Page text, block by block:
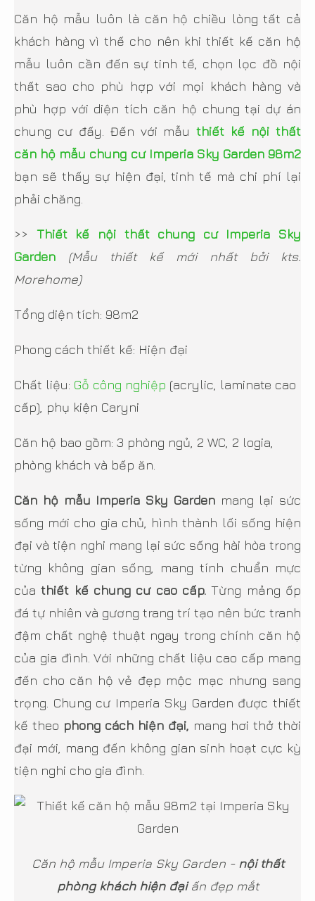
Căn hộ mẫu luôn là căn hộ chiều lòng tất cả
khách hàng vì thế cho nên khi thiết kế căn hộ
mẫu luôn cần đến sự tinh tế, chọn lọc đồ nội
thất sao cho phù hợp với mọi khách hàng và
phù hợp với diện tích căn hộ chung tại dự án
chung cư đấy. Đến với mẫu thiết kế nội thất
căn hộ mẫu chung cư Imperia Sky Garden 98m2
bạn sẽ thấy sự hiện đại, tinh tế mà chi phí lại
phải chăng.
>> Thiết kế nội thất chung cư Imperia Sky
Garden
(Mẫu thiết kế mới nhất bởi kts.
Morehome)
Tổng diện tích: 98m2
Phong cách thiết kế: Hiện đại
Chất liệu: Gỗ công nghiệp (acrylic, laminate cao
cấp), phụ kiện Caryni
Căn hộ bao gồm: 3 phòng ngủ, 2 WC, 2 logia,
phòng khách và bếp ăn.
Căn hộ mẫu Imperia Sky Gardenmang lại sức
sống mới cho gia chủ, hình thành lối sống hiện
đại và tiện nghi mang lại sức sống hài hòa trong
từng không gian sống, mang tính chuẩn mực
củathiết kế chung cư cao cấp. Từng mảng ốp
đá tự nhiên và gương trang trí tạo nên bức tranh
đậm chất nghệ thuật ngay trong chính căn hộ
của gia đình. Với những chất liệu cao cấp mang
đến cho căn hộ vẻ đẹp mộc mạc nhưng sang
trọng. Chung cư Imperia Sky Garden được thiết
kế theo phong cách hiện đại, mang hơi thở thời
đại mới, mang đến không gian sinh hoạt cực kỳ
tiện nghi cho gia đình.
Căn hộ mẫu Imperia Sky Garden - nội thất
phòng khách hiện đạiấn đẹp mắt